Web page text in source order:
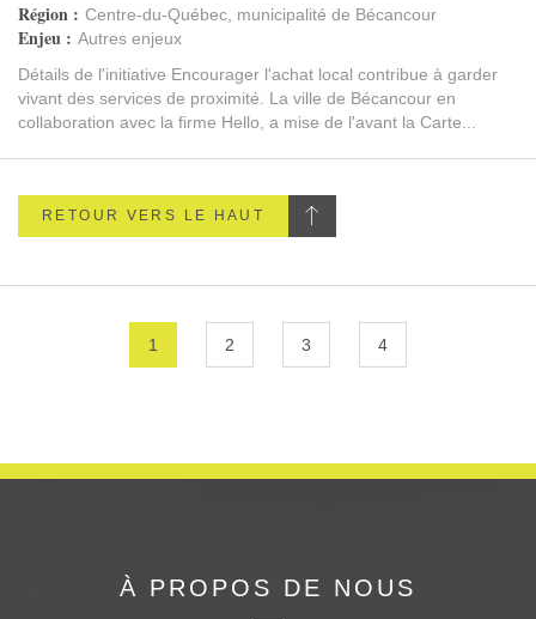
Région : Centre-du-Québec, municipalité de Bécancour
Enjeu : Autres enjeux
Détails de l'initiative Encourager l'achat local contribue à garder
vivant des services de proximité. La ville de Bécancour en
collaboration avec la firme Hello, a mise de l'avant la Carte...
RETOUR VERS LE HAUT
1 2 3 4
À PROPOS DE NOUS